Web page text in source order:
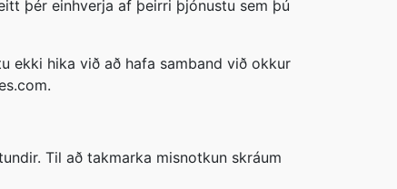
þér einhverja af þeirri þjónustu sem þú
ekki hika við að hafa samband við okkur
Til að takmarka misnotkun skráum